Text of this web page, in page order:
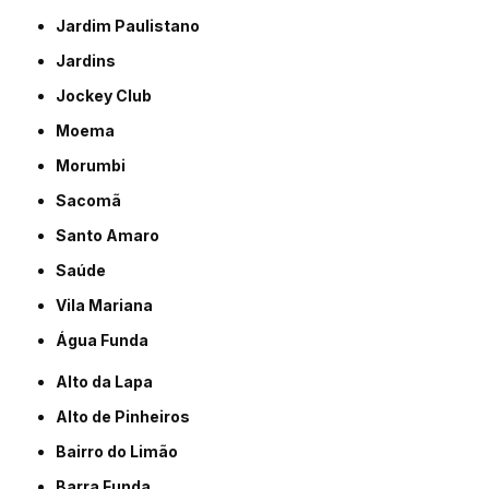
Jardim Paulistano
Jardins
Jockey Club
Moema
Morumbi
Sacomã
Santo Amaro
Saúde
Vila Mariana
Água Funda
Alto da Lapa
Alto de Pinheiros
Bairro do Limão